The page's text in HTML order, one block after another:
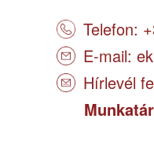
Telefon:
E-mail:
Hírlevél